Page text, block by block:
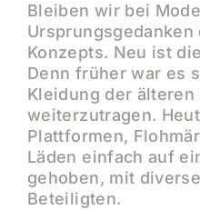
Bleiben wir bei
Konzepts. Neu ist
Denn früher war es
Kleidung der
weiterzutragen.
Plattformen,
Läden einfach auf
gehoben, mit
Beteiligten.